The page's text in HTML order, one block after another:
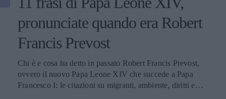
pronunciate quando era Robert
Francis Prevost
Chi è e cosa ha detto in passato Robert Francis Prevost,
ovvero il nuovo Papa Leone XIV che succede a Papa
Francesco I: le citazioni su migranti, ambiente, diritti e